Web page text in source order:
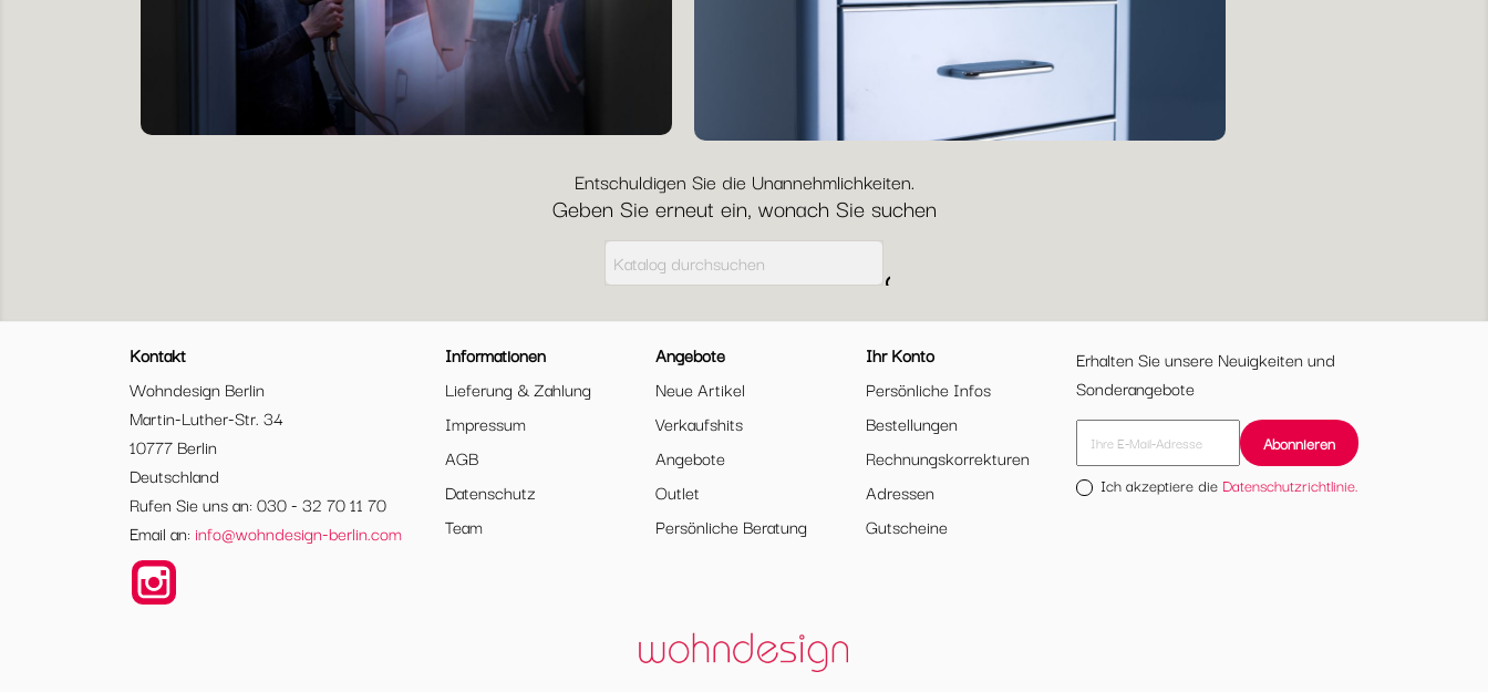
Entschuldigen Sie die Unannehmlichkeiten.
Geben Sie erneut ein, wonach Sie suchen

Kontakt
Wohndesign Berlin
Martin-Luther-Str. 34
10777 Berlin
Deutschland
Rufen Sie uns an: 030 - 32 70 11 70
Email an: info@wohndesign-berlin.com
Informationen
Lieferung & Zahlung
Impressum
AGB
Datenschutz
Team
Angebote
Neue Artikel
Verkaufshits
Angebote
Outlet
Persönliche Beratung
Ihr Konto
Persönliche Infos
Bestellungen
Rechnungskorrekturen
Adressen
Gutscheine
Erhalten Sie unsere Neuigkeiten und
Sonderangebote
Ich akzeptiere die Datenschutzrichtlinie.